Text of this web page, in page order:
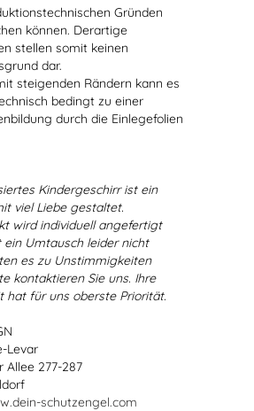
Gründen
können. Derartige
stellen somit keinen
dar.
steigenden Rändern kann es
bedingt zu einer
durch die Einlegefolien
Kindergeschirr ist ein
viel Liebe gestaltet.
wird individuell angefertigt
Umtausch leider nicht
es zu Unstimmigkeiten
kontaktieren Sie uns. Ihre
hat für uns oberste Priorität.
Levar
Allee 277-287
schutzengel.com